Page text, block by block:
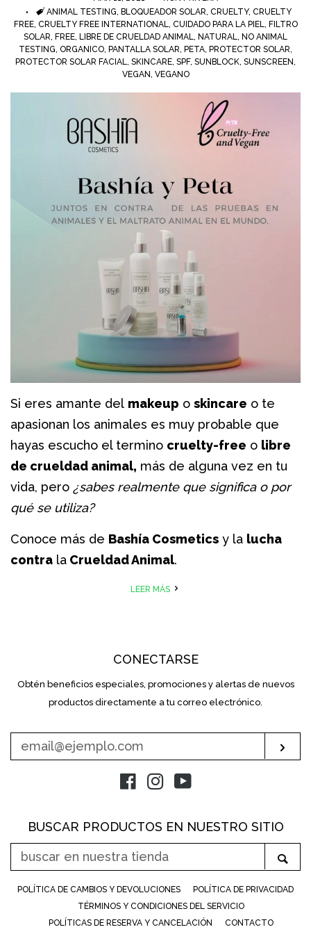
BASHÍA PRO
FLORACTIVE
WELLA
ENCUENTRANOS
INGRESAR
ETIQUETAS
ANIMAL TESTING, BLOQUEADOR SOLAR, CRUELTY, CRUELTY
FREE, CRUELTY FREE INTERNATIONAL, CUIDADO PARA LA PIEL, FILTRO
SOLAR, FREE, LIBRE DE CRUELDAD ANIMAL, NATURAL, NO ANIMAL
TESTING, ORGANICO, PANTALLA SOLAR, PETA, PROTECTOR SOLAR,
PROTECTOR SOLAR FACIAL, SKINCARE, SPF, SUNBLOCK, SUNSCREEN,
VEGAN, VEGANO
Si eres amante del makeup o skincare o te
apasionan los animales es muy probable que
hayas escucho el termino cruelty-free o libre
de crueldad animal, más de alguna vez en tu
vida, pero ¿sabes realmente que significa o por
qué se utiliza?
Conoce más de Bashía Cosmetics y la lucha
contra la Crueldad Animal.
LEER MÁS
CONECTARSE
INTRODUZCA
SU
MAIL
Obtén beneficios especiales, promociones y alertas de nuevos
productos directamente a tu correo electrónico.
FacebookInstagram
BUSCAR PRODUCTOS EN NUESTRO SITIO
BUSCAR
EN
NUESTRA
TIENDA
POLÍTICA DE CAMBIOS Y DEVOLUCIONES
POLÍTICA DE PRIVACIDAD
TÉRMINOS Y CONDICIONES DEL SERVICIO
POLÍTICAS DE RESERVA Y CANCELACIÓN
CONTACTO